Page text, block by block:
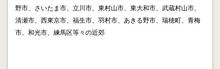
2014.09.30
ベネッセ情報漏えいの補償金について思うこと お詫
びではなく今後の不正利用防止に備えるべきでは
野市、さいたま市、立川市、東村山市、東大和市、武蔵村山市、
清瀬市、西東京市、福生市、羽村市、あきる野市、瑞穂町、青梅
市、和光市、練馬区等々の近郊